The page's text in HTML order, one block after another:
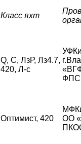
Класс яхт
Q, С, ЛзР, Лз4.7,
420, Л-с
ФПС
Оптимист, 420
ОО